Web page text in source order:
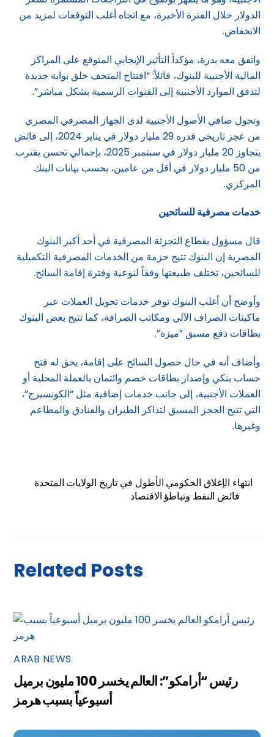
الدولار خلال الفترة الأخيرة، مع اتجاه أغلب التوقعات لمزيد من
الانخفاض.
واتفق معه بدرة، مؤكداً التأثير الإيجابي المتوقع على المراكز
المالية الأجنبية للبنوك، قائلاً: “افتتاح المتحف خلق بوابة جديدة
لتدفق الموارد الأجنبية إلى القنوات الرسمية بشكل مباشر”.
وتحول صافي الأصول الأجنبية لدى الجهاز المصرفي المصري
من عجز تاريخي قدره 29 مليار دولار في يناير 2024، إلى فائض
يتجاوز 20 مليار دولار في سبتمبر 2025، بإجمالي تحسن يقترب
من 50 مليار دولار في أقل من عامين، بحسب بيانات البنك
المركزي.
خدمات مصرفية للسائحين
قال مسؤول بقطاع التجزئة المصرفية في أحد أكبر البنوك
المصرية إن البنوك تتيح حزمة من الخدمات المصرفية التكميلية
للسائحين، تختلف طبيعتها وفقاً لنوعية وفترة إقامة السائح.
وأوضح أن أغلب البنوك توفر خدمات تحويل العملات عبر
ماكينات الصراف الآلي ومكاتب الصرافة، كما تتيح بعض البنوك
بطاقات دفع مسبق “ميزة”.
وأضاف أنه في حال حصول السائح على إقامة، يحق له فتح
حساب بنكي وإصدار بطاقات خصم وائتمان بالعملة المحلية أو
العملات الأجنبية، إلى جانب خدمات إضافية مثل “الكونسيرج”،
التي تتيح الحجز المسبق لتذاكر الطيران والفنادق والمطاعم
وغيرها.
انتهاء الإغلاق الحكومي الأطول في تاريخ الولايات المتحدة
فائض النفط وتباطؤ الاقتصاد
Related Posts
ARAB NEWS
رئيس “أرامكو”: العالم يخسر 100 مليون برميل
أسبوعياً بسبب هرمز